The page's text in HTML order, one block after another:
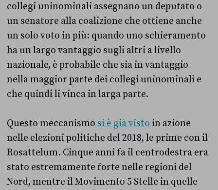
collegi uninominali assegnano un deputato o
un senatore alla coalizione che ottiene anche
un solo voto in più: quando uno schieramento
ha un largo vantaggio sugli altri a livello
nazionale, è probabile che sia in vantaggio
nella maggior parte dei collegi uninominali e
che quindi li vinca in larga parte.
Questo meccanismo si è già visto in azione
nelle elezioni politiche del 2018, le prime con il
Rosattelum. Cinque anni fa il centrodestra era
stato estremamente forte nelle regioni del
Nord, mentre il Movimento 5 Stelle in quelle